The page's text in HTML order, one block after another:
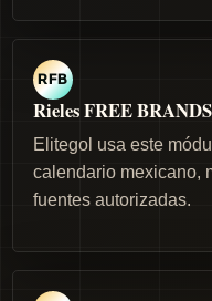
RFB
Rieles FREE BRANDS
Elitegol usa este
calendario mexicano,
fuentes autorizadas.